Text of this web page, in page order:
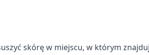
skórę w miejscu, w którym